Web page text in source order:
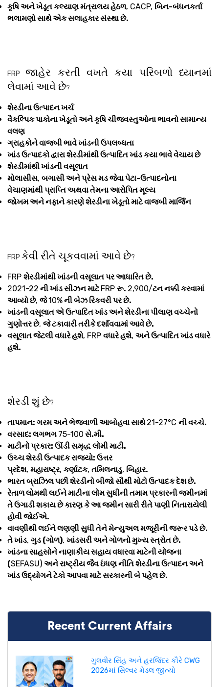
કૃષિ અને ખેડૂત કલ્યાણ મંત્રાલય હેઠળ, CACP, બિન-બંધનકર્તા
ભલામણો સાથે એક સલાહકાર સંસ્થા છે.
FRPજાહેર કરતી વખતે કયા પરિબળો ધ્યાનમાં
લેવામાં આવે છે?
શેરડીના ઉત્પાદન ખર્ચ
વૈકલ્પિક પાકોના ખેડૂતો અને કૃષિ ચીજવસ્તુઓના ભાવનો સામાન્ય
વલણ
ગ્રાહકોને વાજબી ભાવે ખાંડની ઉપલબ્ધતા
ખાંડ ઉત્પાદકો દ્વારા શેરડીમાંથી ઉત્પાદિત ખાંડ કયા ભાવે વેચાય છે
શેરડીમાંથી ખાંડની વસૂલાત
મોલાસીસ, બગાસી અને પ્રેસ મડ જેવા પેટા-ઉત્પાદનોના
વેચાણમાંથી પ્રાપ્તિ અથવા તેમના આરોપિત મૂલ્ય
જોખમ અને નફાને કારણે શેરડીના ખેડૂતો માટે વાજબી માર્જિન
FRP કેવી રીતે ચૂકવવામાં આવે છે?
FRP શેરડીમાંથી ખાંડની વસૂલાત પર આધારિત છે.
2021-22 ની ખાંડ સીઝન માટેFRP રૂ. 2,900/ટન નક્કી કરવામાં
આવ્યો છે, જે10%ની બેઝ રિકવરી પર છે.
ખાંડની વસૂલાત એ ઉત્પાદિત ખાંડ અને શેરડીના પીલાણ વચ્ચેનો
ગુણોત્તર છે, જે ટકાવારી તરીકે દર્શાવવામાં આવે છે.
વસૂલાત જેટલી વધારે હશે, FRP વધારે હશે, અને ઉત્પાદિત ખાંડ વધારે
હશે.
શેરડી શું છે?
તાપમાન: ગરમ અને ભેજવાળી આબોહવા સાથે21-27°C ની વચ્ચે.
વરસાદ: લગભગ 75-100 સે.મી.
માટીનો પ્રકાર: ઊંડી સમૃદ્ધ લોમી માટી.
ઉચ્ચ શેરડી ઉત્પાદક રાજ્યો: ઉત્તર
પ્રદેશ, મહારાષ્ટ્ર, કર્ણાટક, તમિલનાડુ, બિહાર.
ભારત બ્રાઝિલ પછી શેરડીનો બીજો સૌથી મોટો ઉત્પાદક દેશ છે.
રેતાળ લોમથી લઈને માટીના લોમ સુધીની તમામ પ્રકારની જમીનમાં
તે ઉગાડી શકાય છે કારણ કે આ જમીન સારી રીતે પાણી નિતારાયેલી
હોવી જોઈએ.
વાવણીથી લઈને લણણી સુધી તેને મેન્યુઅલ મજૂરીની જરૂર પડે છે.
તે ખાંડ, ગુડ (ગોળ), ખાંડસરી અને ગોળનો મુખ્ય સ્ત્રોત છે.
ખાંડના સાહસોને નાણાકીય સહાય વધારવા માટેની યોજના
(SEFASU) અને રાષ્ટ્રીય જૈવ ઇંધણ નીતિ શેરડીના ઉત્પાદન અને
ખાંડ ઉદ્યોગને ટેકો આપવા માટે સરકારની બે પહેલ છે.
Recent Current Affairs
ગુલવીર સિંહ અને હરજિંદર કૌરે CWG
2026માં સિલ્વર મેડલ જીત્યો